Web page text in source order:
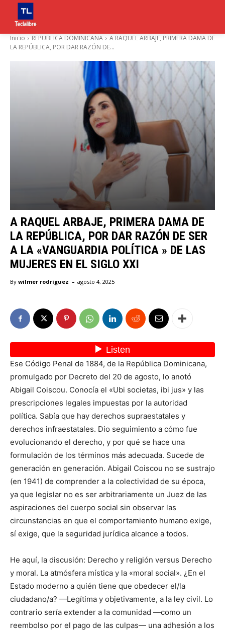
Inicio REPUBLICA DOMINICANA
A RAQUEL ARBAJE, PRIMERA DAMA DE
LA REPÚBLICA, POR DAR RAZÓN DE...
A RAQUEL ARBAJE, PRIMERA DAMA DE
LA REPÚBLICA, POR DAR RAZÓN DE SER
A LA «VANGUARDIA POLÍTICA » DE LAS
MUJERES EN EL SIGLO XXI
By wilmer rodriguez - agosto 4, 2025
Ese Código Penal de 1884, de la República Dominicana,
promulgado por Decreto del 20 de agosto, lo anotó
Abigail Coiscou. Conocía el «Ubi societas, ibi jus» y las
prescripciones legales impuestas por la autoridad
política. Sabía que hay derechos supraestatales y
derechos infraestatales. Dio seguimiento a cómo fue
evolucionando el derecho, y por qué se hace una
formulación de los términos más adecuada. Sucede de
generación en generación. Abigail Coiscou no se sustrajo
(en 1941) de comprender a la colectividad de su época,
ya que legislar no es ser arbitrariamente un Juez de las
aspiraciones del cuerpo social sin observar las
circunstancias en que el comportamiento humano exige,
sí exige, que la seguridad jurídica alcance a todos.
He aquí, la discusión: Derecho y religión versus Derecho
y moral. La atmósfera mística y la «moral social». ¿En el
Estado moderno a quién tiene que obedecer el/la
ciudadano/a? —Legítima y objetivamente, a la ley civil. Lo
contrario sería extender a la comunidad —como un
reembolso por el pago de las culpas— una adhesión a los